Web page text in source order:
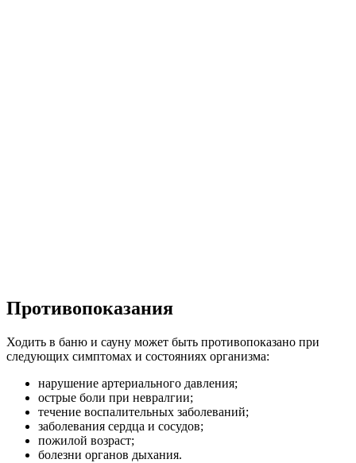
Противопоказания
Ходить в баню и сауну может быть противопоказано при
следующих симптомах и состояниях организма:
нарушение артериального давления;
острые боли при невралгии;
течение воспалительных заболеваний;
заболевания сердца и сосудов;
пожилой возраст;
болезни органов дыхания.